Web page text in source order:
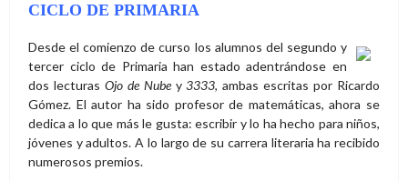
CICLO DE PRIMARIA
Desde el comienzo de curso los alumnos del segundo y
tercer ciclo de Primaria han estado adentrándose en
dos lecturas Ojo de Nube y3333, ambas escritas por Ricardo
Gómez. El autor ha sido profesor de matemáticas, ahora se
dedica a lo que más le gusta: escribir y lo ha hecho para niños,
jóvenes y adultos. A lo largo de su carrera literaria ha recibido
numerosos premios.